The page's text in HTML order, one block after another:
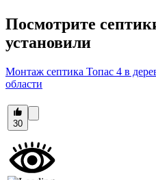
Посмотрите
установили
Монтаж септика Топас 4 в
области
30